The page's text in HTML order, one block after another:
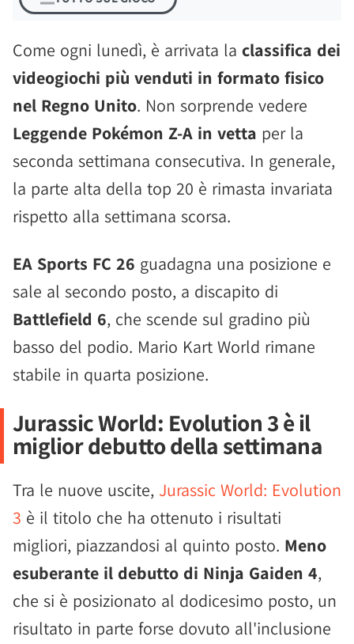
Come ogni lunedì, è arrivata la classifica dei
videogiochi più venduti in formato fisico
nel Regno Unito. Non sorprende vedere
Leggende Pokémon Z-A in vetta per la
seconda settimana consecutiva. In generale,
la parte alta della top 20 è rimasta invariata
rispetto alla settimana scorsa.
EA Sports FC 26 guadagna una posizione e
sale al secondo posto, a discapito di
Battlefield 6, che scende sul gradino più
basso del podio. Mario Kart World rimane
stabile in quarta posizione.
Jurassic World: Evolution 3 è il
miglior debutto della settimana
Tra le nuove uscite, Jurassic World: Evolution
3 è il titolo che ha ottenuto i risultati
migliori, piazzandosi al quinto posto. Meno
esuberante il debutto di Ninja Gaiden 4,
che si è posizionato al dodicesimo posto, un
risultato in parte forse dovuto all'inclusione